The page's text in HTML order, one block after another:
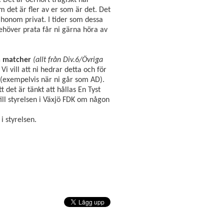
det är fler av er som är det. Det
privat.
I tider som dessa
prata får ni gärna höra av
matcher (allt från Div.6/Övriga
Vi vill att ni hedrar detta och för
när ni går som AD).
det är tänkt att hållas En Tyst
styrelsen i Växjö FDK om någon
styrelsen.